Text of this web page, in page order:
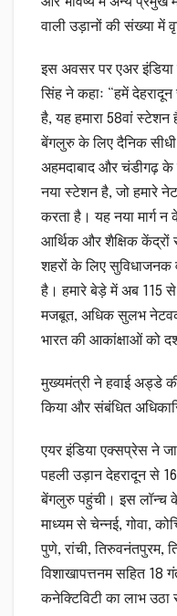
वाली उड़ानों की संख्या में
इस अवसर पर एअर
सिंह ने कहाः “हमें
है, यह हमारा 58वां
बेंगलुरु के लिए दैनिक
अहमदाबाद और चंडीगढ़ के
नया स्टेशन है, जो हमारे
करता है। यह नया मार्ग
आर्थिक और शैक्षिक केंद्रों
शहरों के लिए सुविधाजनक
है। हमारे बेड़े में अब 115
मजबूत, अधिक सुलभ
भारत की आकांक्षाओं को
मुख्यमंत्री ने हवाई अड्डे
किया और संबंधित
एयर इंडिया एक्सप्रेस ने
पहली उड़ान देहरादून से
बेंगलुरु पहुंची। इस लॉन्च
माध्यम से चेन्नई, गोवा,
पुणे, रांची, तिरुवनंतपुरम,
विशाखापत्तनम सहित 18
कनेक्टिविटी का लाभ